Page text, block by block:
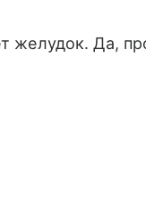
желудок. Да,